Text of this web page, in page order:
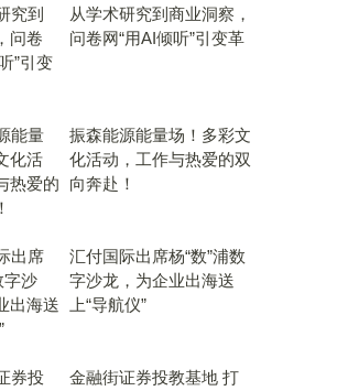
从学术研究到商业洞察，
问卷网“用AI倾听”引变革
振森能源能量场！多彩文
化活动，工作与热爱的双
向奔赴！
汇付国际出席杨“数”浦数
字沙龙，为企业出海送
上“导航仪”
金融街证券投教基地 打